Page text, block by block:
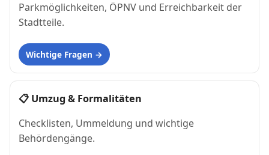
Parkmöglichkeiten, ÖPNV und Erreichbarkeit der
Stadtteile.
Wichtige Fragen
📋 Umzug & Formalitäten
Checklisten, Ummeldung und wichtige
Behördengänge.